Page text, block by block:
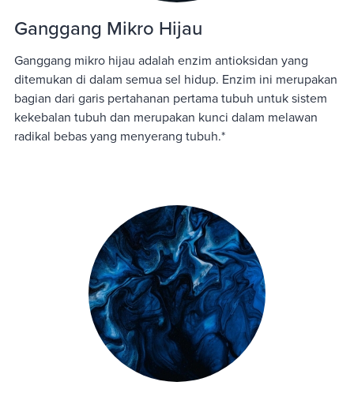
Ganggang Mikro Hijau
Ganggang mikro hijau adalah enzim antioksidan yang
ditemukan di dalam semua sel hidup. Enzim ini merupakan
bagian dari garis pertahanan pertama tubuh untuk sistem
kekebalan tubuh dan merupakan kunci dalam melawan
radikal bebas yang menyerang tubuh.*